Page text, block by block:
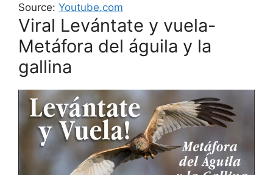
Source: Youtube.com
Viral Levántate y vuela-
Metáfora del águila y la
gallina